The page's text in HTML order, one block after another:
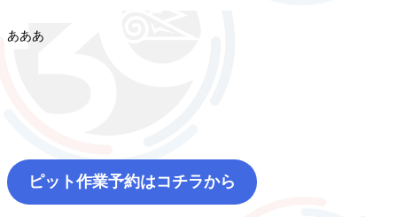
あああ
ピット作業予約はコチラから